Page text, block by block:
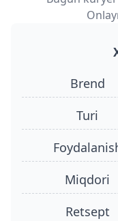
Brend
turi
miqdori
retsept